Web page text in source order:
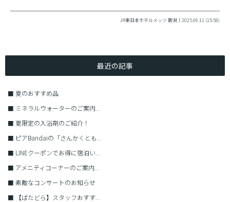
JR東日本ホテルメッツ 新潟｜2025.06.11 (15:58)
最近の記事
■ 夏のおすすめ品
■ ミネラルウォーターのご案内...
■ 夏限定の入浴剤のご紹介！
■ ピアBandaiの「さんかくとも...
■ LINEクーポンでお得に宿泊い...
■ アメニティコーナーのご案内...
■ 素敵なコンサートのお知らせ
■
【ばたどら】スタッフおすす...